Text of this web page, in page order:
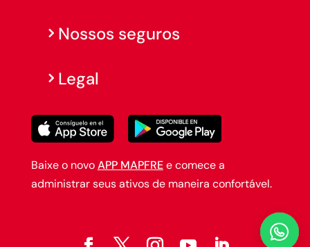
Nossos seguros
Legal
Baixe o novoAPP MAPFREe comece a
administrar seus ativos de maneira confortável.
